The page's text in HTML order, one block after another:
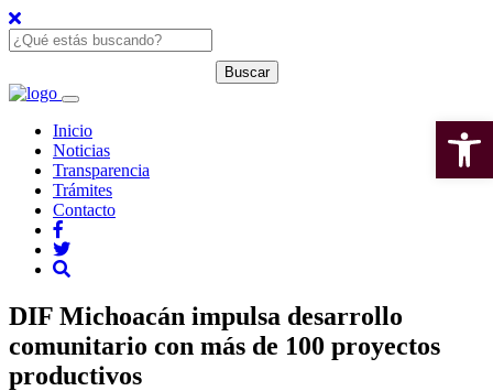
Inicio
Noticias
Transparencia
Trámites
Contacto
DIF Michoacán impulsa desarrollo
comunitario con más de 100 proyectos
productivos